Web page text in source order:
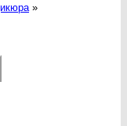
»